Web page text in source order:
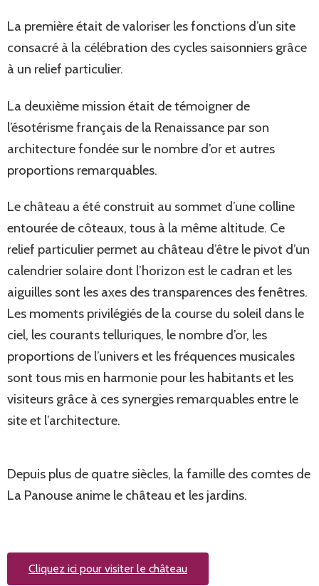
La première était de valoriser les fonctions d’un site
consacré à la célébration des cycles saisonniers grâce
à un relief particulier.
La deuxième mission était de témoigner de
l’ésotérisme français de la Renaissance par son
architecture fondée sur le nombre d’or et autres
proportions remarquables.
Le château a été construit au sommet d’une colline
entourée de côteaux, tous à la même altitude. Ce
relief particulier permet au château d’être le pivot d’un
calendrier solaire dont l’horizon est le cadran et les
aiguilles sont les axes des transparences des fenêtres.
Les moments privilégiés de la course du soleil dans le
ciel, les courants telluriques, le nombre d’or, les
proportions de l’univers et les fréquences musicales
sont tous mis en harmonie pour les habitants et les
visiteurs grâce à ces synergies remarquables entre le
site et l’architecture.
Depuis plus de quatre siècles, la famille des comtes de
La Panouse anime le château et les jardins.
Cliquez ici pour visiter le château